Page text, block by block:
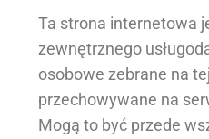
Ta strona internetowa
zewnętrznego
osobowe zebrane na
przechowywane na
Mogą to być przede